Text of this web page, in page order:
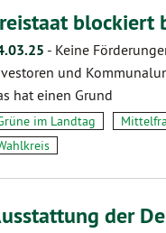
blockiert
- Keine
und
hat einen Grund
im Landtag
der